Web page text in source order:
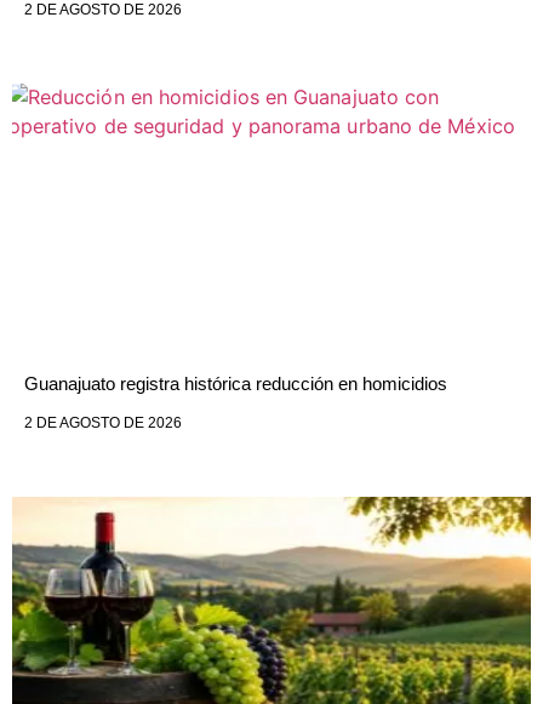
2 DE AGOSTO DE 2026
Guanajuato registra histórica reducción en homicidios
2 DE AGOSTO DE 2026